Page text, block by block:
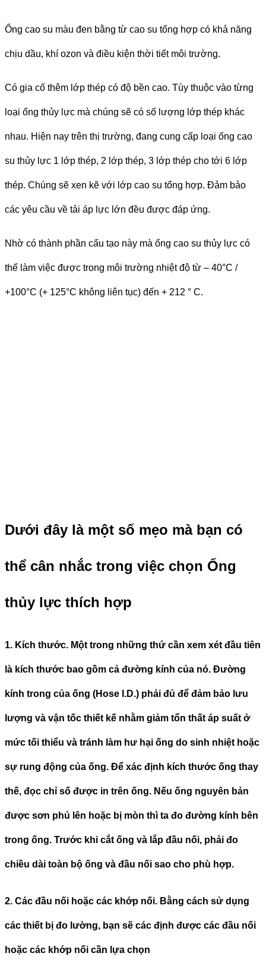
Ống cao su màu đen bằng từ cao su tổng hợp có khả năng
chịu dầu, khí ozon và điều kiện thời tiết môi trường.
Có gia cố thêm lớp thép có độ bền cao. Tùy thuộc vào từng
loại ống thủy lực mà chúng sẽ có số lượng lớp thép khác
nhau. Hiện nay trên thị trường, đang cung cấp loại ống cao
su thủy lực 1 lớp thép, 2 lớp thép, 3 lớp thép cho tới 6 lớp
thép. Chúng sẽ xen kẽ với lớp cao su tổng hợp. Đảm bảo
các yêu cầu về tải áp lực lớn đều được đáp ứng.
Nhờ có thành phần cấu tạo này mà ống cao su thủy lực có
thể làm việc được trong môi trường nhiệt độ từ – 40°C /
+100°C (+ 125°C không liên tục) đến + 212 ° C.
Dưới đây là một số mẹo mà bạn có
thể cân nhắc trong việc chọn Ống
thủy lực thích hợp
1. Kích thước. Một trong những thứ cần xem xét đầu tiên
là kích thước bao gồm cả đường kính của nó. Đường
kính trong của ống (Hose I.D.) phải đủ để đảm bảo lưu
lượng và vận tốc thiết kế nhằm giảm tổn thất áp suất ở
mức tối thiểu và tránh làm hư hại ống do sinh nhiệt hoặc
sự rung động của ống. Để xác định kích thước ống thay
thế, đọc chỉ số được in trên ống. Nếu ống nguyên bản
được sơn phủ lên hoặc bị mòn thì ta đo đường kính bên
trong ống. Trước khi cắt ống và lắp đầu nối, phải đo
chiều dài toàn bộ ống và đầu nối sao cho phù hợp.
2. Các đầu nối hoặc các khớp nối. Bằng cách sử dụng
các thiết bị đo lường, bạn sẽ các định được các đầu nối
hoặc các khớp nối cần lựa chọn